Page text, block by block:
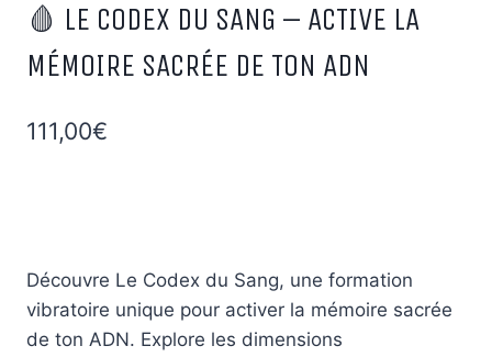
🩸 LE CODEX DU SANG – ACTIVE LA
MÉMOIRE SACRÉE DE TON ADN
111,00€
Découvre Le Codex du Sang, une formation
vibratoire unique pour activer la mémoire sacrée
de ton ADN. Explore les dimensions